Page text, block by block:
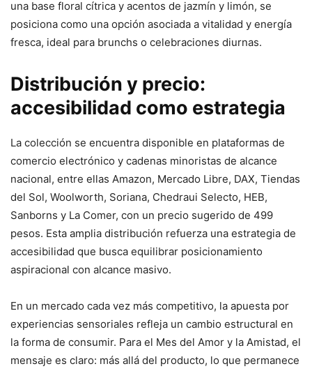
una base floral cítrica y acentos de jazmín y limón, se
posiciona como una opción asociada a vitalidad y energía
fresca, ideal para brunchs o celebraciones diurnas.
Distribución y precio:
accesibilidad como estrategia
La colección se encuentra disponible en plataformas de
comercio electrónico y cadenas minoristas de alcance
nacional, entre ellas Amazon, Mercado Libre, DAX, Tiendas
del Sol, Woolworth, Soriana, Chedraui Selecto, HEB,
Sanborns y La Comer, con un precio sugerido de 499
pesos. Esta amplia distribución refuerza una estrategia de
accesibilidad que busca equilibrar posicionamiento
aspiracional con alcance masivo.
En un mercado cada vez más competitivo, la apuesta por
experiencias sensoriales refleja un cambio estructural en
la forma de consumir. Para el Mes del Amor y la Amistad, el
mensaje es claro: más allá del producto, lo que permanece